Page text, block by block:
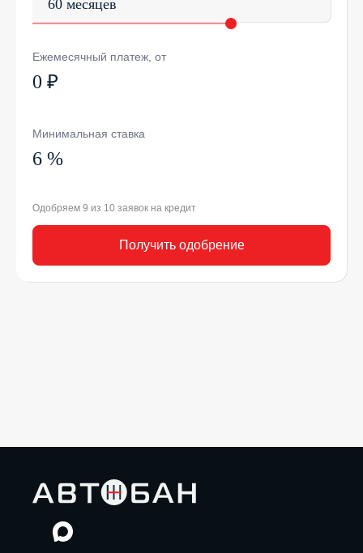
60 месяцев
Ежемесячный платеж, от
0 ₽
Минимальная ставка
6 %
Одобряем 9 из 10 заявок на кредит
Получить одобрение